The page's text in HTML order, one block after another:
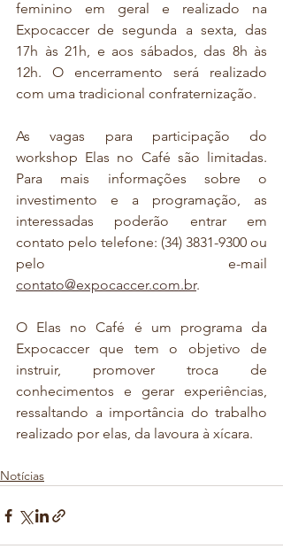
feminino em geral e realizado na
Expocaccer de segunda a sexta, das
17h às 21h, e aos sábados, das 8h às
12h. O encerramento será realizado
com uma tradicional confraternização.
As vagas para participação do
workshop Elas no Café são limitadas.
Para mais informações sobre o
investimento e a programação, as
interessadas poderão entrar em
contato pelo telefone: (34) 3831-9300 ou
contato@expocaccer.com.br.
O Elas no Café é um programa da
Expocaccer que tem o objetivo de
instruir, promover troca de
conhecimentos e gerar experiências,
ressaltando a importância do trabalho
realizado por elas, da lavoura à xícara.
Notícias